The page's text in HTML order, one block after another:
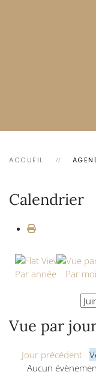
ACCUEIL
Calendrier
Par année Par
Vue par
Jour précédent
Aucun